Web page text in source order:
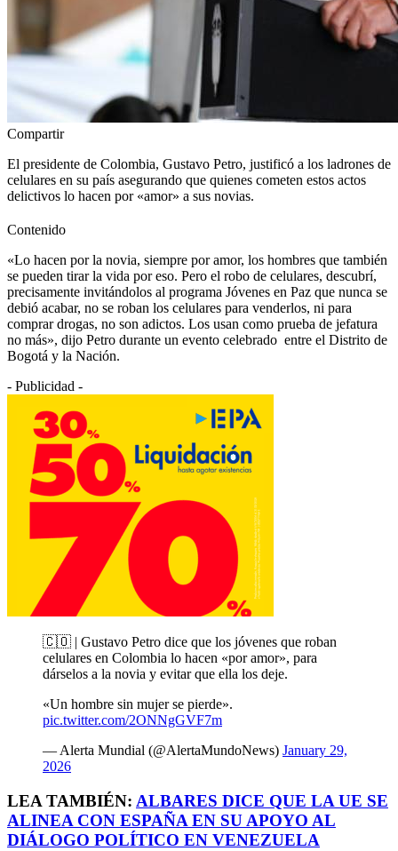
Compartir
El presidente de Colombia, Gustavo Petro, justificó a los ladrones de
celulares en su país asegurando que quienes cometen estos actos
delictivos lo hacen por «amor» a sus novias.
Contenido
«Lo hacen por la novia, siempre por amor, los hombres que también
se pueden tirar la vida por eso. Pero el robo de celulares, descubrí,
precisamente invitándolos al programa Jóvenes en Paz que nunca se
debió acabar, no se roban los celulares para venderlos, ni para
comprar drogas, no son adictos. Los usan como prueba de jefatura
no más», dijo Petro durante un evento celebrado entre el Distrito de
Bogotá y la Nación.
- Publicidad -
🇨🇴 | Gustavo Petro dice que los jóvenes que roban
celulares en Colombia lo hacen «por amor», para
dárselos a la novia y evitar que ella los deje.
«Un hombre sin mujer se pierde».
pic.twitter.com/2ONNgGVF7m
— Alerta Mundial (@AlertaMundoNews) January 29,
2026
LEA TAMBIÉN: ALBARES DICE QUE LA UE SE
ALINEA CON ESPAÑA EN SU APOYO AL
DIÁLOGO POLÍTICO EN VENEZUELA